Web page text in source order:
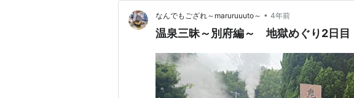
なんでもござれ～maruruuuto～ • 4年前
温泉三昧～別府編～ 地獄めぐり2日目